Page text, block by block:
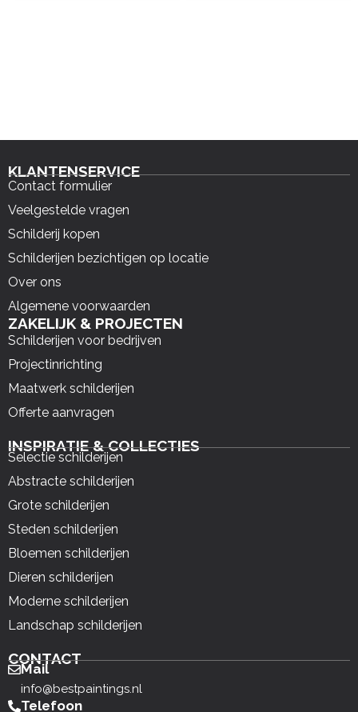
KLANTENSERVICE
Contact formulier
Veelgestelde vragen
Schilderij kopen
Schilderijen bezichtigen op locatie
Over ons
Algemene voorwaarden
ZAKELIJK & PROJECTEN
Schilderijen voor bedrijven
Projectinrichting
Maatwerk schilderijen
Offerte aanvragen
INSPIRATIE & COLLECTIES
Selectie schilderijen
Abstracte schilderijen
Grote schilderijen
Steden schilderijen
Bloemen schilderijen
Dieren schilderijen
Moderne schilderijen
Landschap schilderijen
CONTACT
Mail
info@bestpaintings.nl
Telefoon